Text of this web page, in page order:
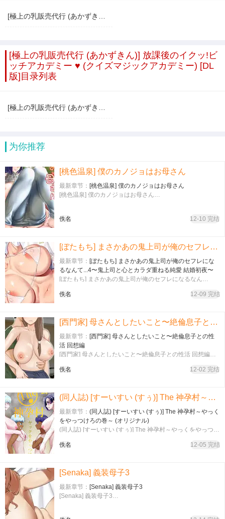
[極上の乳販売代行 (あかずきん)] 放課後のイクッ!ビ
ッチアカデミー ♥︎ (クイズマジックアカデミー) [DL
版]目录列表
为你推荐
[桃色温泉] 僕のカノジョはお母さん
最新章节： [桃色温泉] 僕のカノジョはお母さん
[桃色温泉] 僕のカノジョはお母さん…
佚名 12-10 完结
[ぼたもち] まさかあの鬼上司が俺のセフレになるなんて...4〜鬼上司と心とカラダ重ねる純愛 結婚初夜〜
最新章节： [ぼたもち] まさかあの鬼上司が俺のセフレにな
るなんて...4〜鬼上司と心とカラダ重ねる純愛 結婚初夜〜
[ぼたもち] まさかあの鬼上司が俺のセフレになるなん
佚名
12-09 完结
[西門家] 母さんとしたいこと〜絶倫息子との性活 回想編
最新章节： [西門家] 母さんとしたいこと〜絶倫息子との性
活 回想編
[西門家] 母さんとしたいこと〜絶倫息子との性活 回想編…
佚名 12-02 完结
(同人誌) [すーいすい (すぅ)] The 神孕村～やっくをやっつけろの巻～ (オリジナル)
最新章节： (同人誌) [すーいすい (すぅ)] The 神孕村～やっく
をやっつけろの巻～ (オリジナル)
(同人誌) [すーいすい (すぅ)] The 神孕村～やっくをやっつけ
佚名
12-05 完结
[Senaka] 義装母子3
最新章节： [Senaka] 義装母子3
[Senaka] 義装母子3…